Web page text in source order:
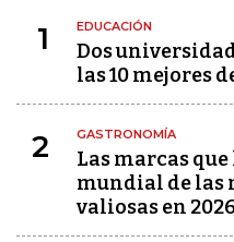
1 EDUCACIÓN
Dos
las 10 mejores
2 GASTRONOMÍA
Las marcas
mundial de las
valiosas en